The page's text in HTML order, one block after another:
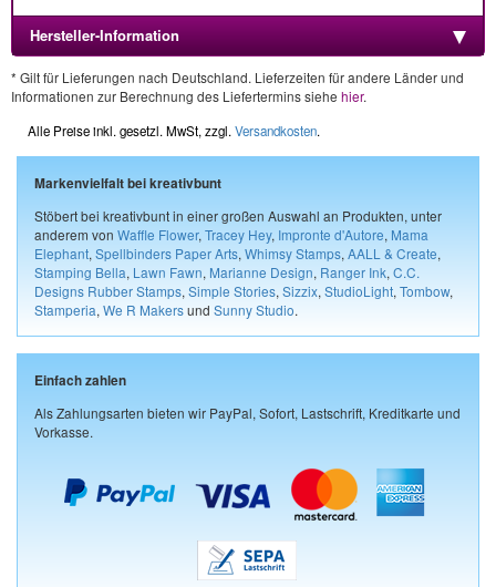
Hersteller-Information
* Gilt für Lieferungen nach Deutschland. Lieferzeiten für andere Länder und
Informationen zur Berechnung des Liefertermins siehe hier.
Alle Preise inkl. gesetzl. MwSt, zzgl. Versandkosten.
Markenvielfalt bei kreativbunt
Stöbert bei kreativbunt in einer großen Auswahl an Produkten, unter
anderem von Waffle Flower, Tracey Hey, Impronte d'Autore, Mama
Elephant, Spellbinders Paper Arts, Whimsy Stamps, AALL & Create,
Stamping Bella, Lawn Fawn, Marianne Design, Ranger Ink, C.C.
Designs Rubber Stamps, Simple Stories, Sizzix, StudioLight, Tombow,
Stamperia, We R Makersund Sunny Studio.
Einfach zahlen
Als Zahlungsarten bieten wir PayPal, Sofort, Lastschrift, Kreditkarte und
Vorkasse.